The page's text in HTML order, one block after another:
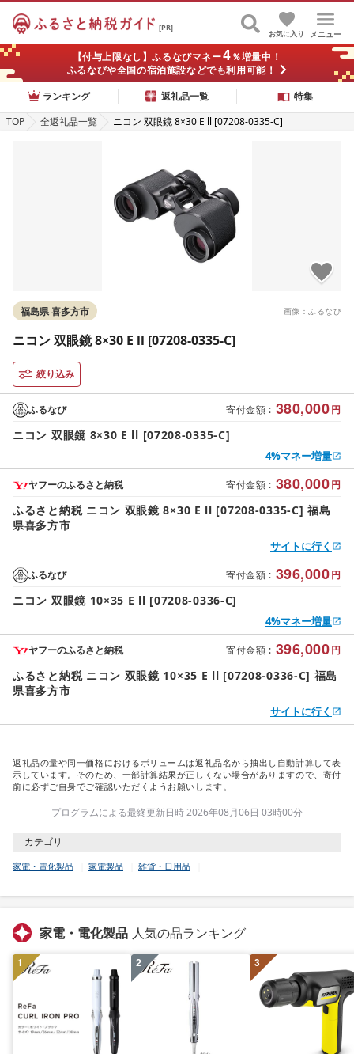
[PR]
メニュー
お気に入り
【付与上限なし】ふるなびマネー4％増量中！
ふるなびや全国の宿泊施設などでも利用可能！
ランキング
返礼品一覧
特集
TOP
全返礼品一覧 ニコン 双眼鏡 8×30 E ll [07208-0335-C]
画像：ふるなび
福島県 喜多方市
ニコン 双眼鏡 8×30 E ll [07208-0335-C]
絞り込み
寄付金額 : 380,000円
ふるなび
ニコン 双眼鏡 8×30 E ll [07208-0335-C]
4%マネー増量
寄付金額 : 380,000円
ヤフーのふるさと納税
ふるさと納税 ニコン 双眼鏡 8×30 E ll [07208-0335-C] 福島
県喜多方市
サイトに行く
寄付金額 : 396,000円
ふるなび
ニコン 双眼鏡 10×35 E ll [07208-0336-C]
4%マネー増量
寄付金額 : 396,000円
ヤフーのふるさと納税
ふるさと納税 ニコン 双眼鏡 10×35 E ll [07208-0336-C] 福島
県喜多方市
サイトに行く
返礼品の量や同一価格におけるボリュームは返礼品名から抽出し自動計算して表
示しています。そのため、一部計算結果が正しくない場合がありますので、寄付
前に必ずご自身でご確認いただくようお願いします。
プログラムによる最終更新日時 2026年08月06日 03時00分
カテゴリ
家電・電化製品 家電製品 雑貨・日用品
家電・電化製品 人気の品ランキング
1 2 3